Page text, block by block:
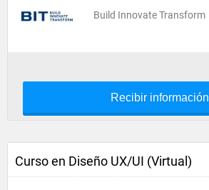
Build Innovate Transform
Recibir información
Curso en Diseño UX/UI (Virtual)